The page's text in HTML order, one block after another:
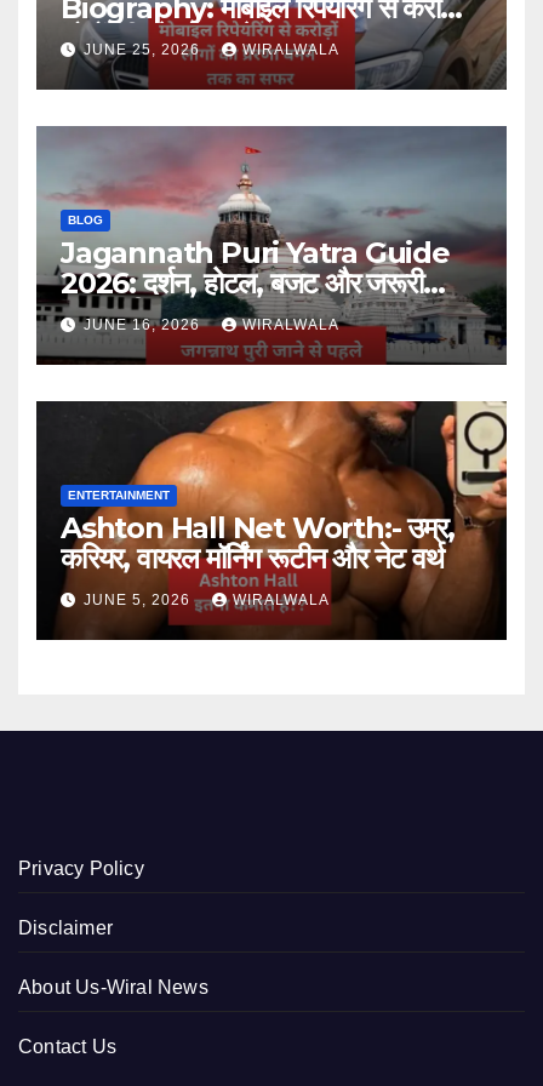
Biography: मोबाइल रिपेयरिंग से करोड़ों
लोगों की प्रेरणा बनने तक का सफर
JUNE 25, 2026 WIRALWALA
BLOG
Jagannath Puri Yatra Guide
2026: दर्शन, होटल, बजट और जरूरी
जानकारी
JUNE 16, 2026 WIRALWALA
ENTERTAINMENT
Ashton Hall Net Worth:- उम्र,
करियर, वायरल मॉर्निंग रूटीन और नेट वर्थ
JUNE 5, 2026 WIRALWALA
Privacy Policy
Disclaimer
About Us-Wiral News
Contact Us